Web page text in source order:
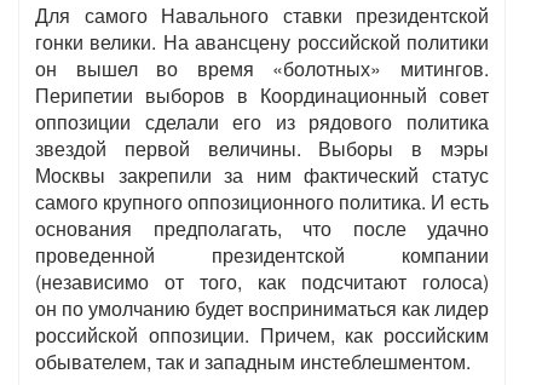
Для самого Навального ставки президентской
гонки велики. На авансцену российской политики
он вышел во время «болотных» митингов.
Перипетии выборов в Координационный совет
оппозиции сделали его из рядового политика
звездой первой величины. Выборы в мэры
Москвы закрепили за ним фактический статус
самого крупного оппозиционного политика. И есть
основания предполагать, что после удачно
проведенной президентской компании
(независимо от того, как подсчитают голоса)
он по умолчанию будет восприниматься как лидер
российской оппозиции. Причем, как российским
обывателем, так и западным инстеблешментом.